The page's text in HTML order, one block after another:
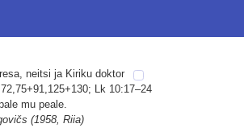
neitsi ja Kiriku doktor
Lk 10:17–24
mu peale.
(1958, Riia)